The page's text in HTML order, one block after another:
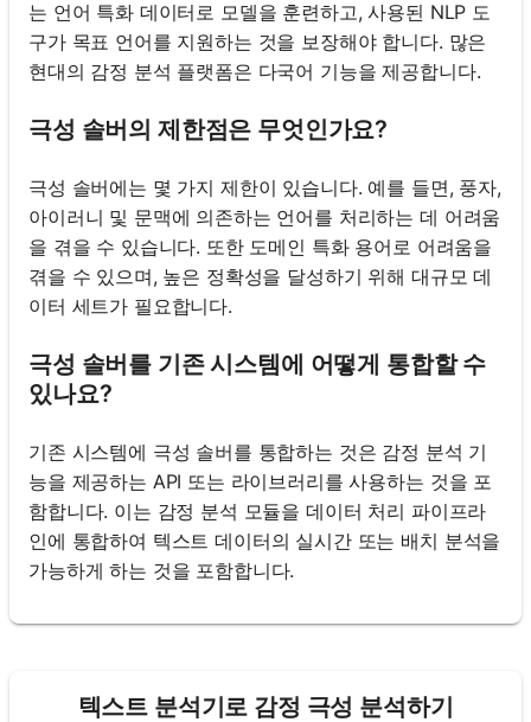
는 언어 특화 데이터로 모델을 훈련하고, 사용된 NLP 도
구가 목표 언어를 지원하는 것을 보장해야 합니다. 많은
현대의 감정 분석 플랫폼은 다국어 기능을 제공합니다.
극성 솔버의 제한점은 무엇인가요?
극성 솔버에는 몇 가지 제한이 있습니다. 예를 들면, 풍자,
아이러니 및 문맥에 의존하는 언어를 처리하는 데 어려움
을 겪을 수 있습니다. 또한 도메인 특화 용어로 어려움을
겪을 수 있으며, 높은 정확성을 달성하기 위해 대규모 데
이터 세트가 필요합니다.
극성 솔버를 기존 시스템에 어떻게 통합할 수
있나요?
기존 시스템에 극성 솔버를 통합하는 것은 감정 분석 기
능을 제공하는 API 또는 라이브러리를 사용하는 것을 포
함합니다. 이는 감정 분석 모듈을 데이터 처리 파이프라
인에 통합하여 텍스트 데이터의 실시간 또는 배치 분석을
가능하게 하는 것을 포함합니다.
텍스트 분석기로 감정 극성 분석하기